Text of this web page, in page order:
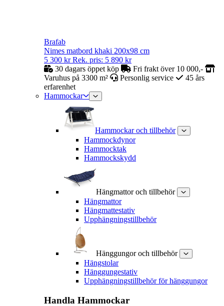
Brafab
Nimes matbord khaki 200x98 cm
5 300 kr Rek. pris: 5 890 kr
30 dagars öppet köp
Fri frakt över 10 000,-
Varuhus på 3300 m²
Personlig service
45 års
erfarenhet
Hammockar
Hammockar och tillbehör
Hammockdynor
Hammocktak
Hammockskydd
Hängmattor och tillbehör
Hängmattor
Hängmattestativ
Upphängningstillbehör
Hänggungor och tillbehör
Hängstolar
Hänggungestativ
Upphängningstillbehör för hänggungor
Handla Hammockar